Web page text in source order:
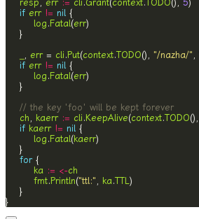
resp , err := cli .Grant(context.TODO(), 5
if err != nil
log .Fatal(err
, err = cli .Put(context.TODO(), "/nazha/" ,
if err != nil
log .Fatal(err
// the key 'foo' will be kept forever
ch , kaerr := cli .KeepAlive(context.TODO(),
if kaerr != nil
log .Fatal(kaerr
for
ka := <-ch
fmt.Println("ttl:" , ka.TTL
}